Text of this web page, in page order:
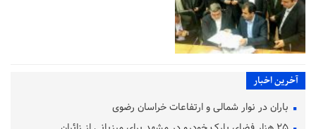
آخرین اخبار
باران در نوار شمالی و ارتفاعات خراسان رضوی